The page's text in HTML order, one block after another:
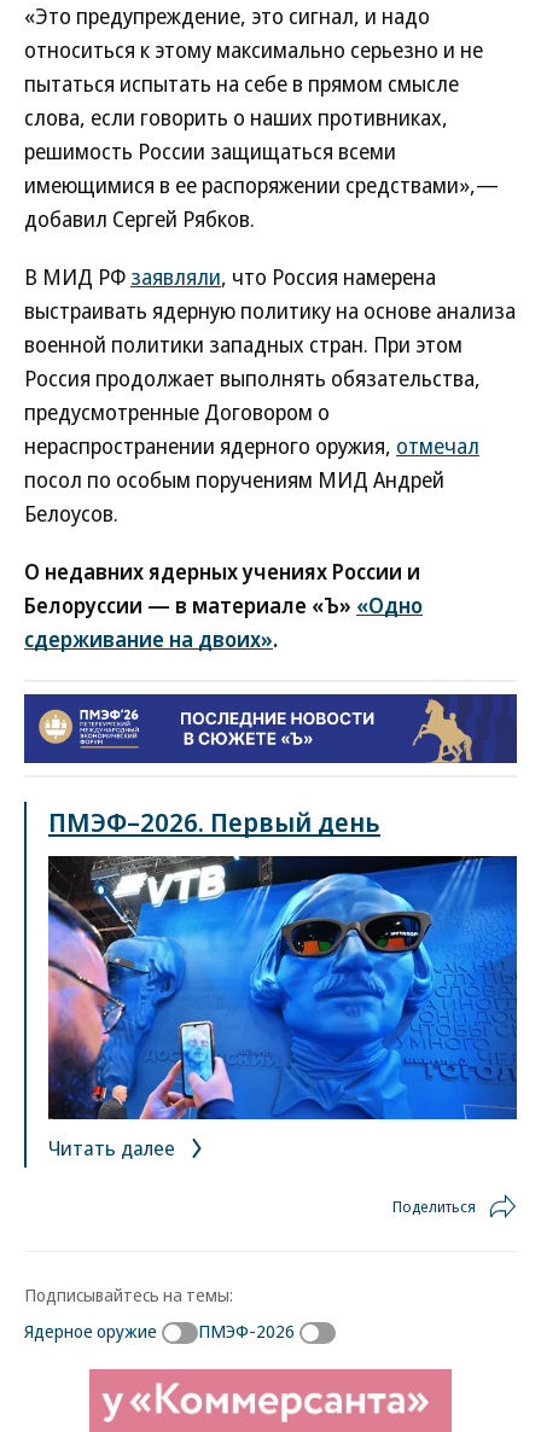
«Это предупреждение, это сигнал, и надо
относиться к этому максимально серьезно и не
пытаться испытать на себе в прямом смысле
слова, если говорить о наших противниках,
решимость России защищаться всеми
имеющимися в ее распоряжении средствами»,—
добавил Сергей Рябков.
В МИД РФ заявляли, что Россия намерена
выстраивать ядерную политику на основе анализа
военной политики западных стран. При этом
Россия продолжает выполнять обязательства,
предусмотренные Договором о
нераспространении ядерного оружия, отмечал
посол по особым поручениям МИД Андрей
Белоусов.
О недавних ядерных учениях России и
Белоруссии — в материале «Ъ» «Одно
сдерживание на двоих».
ПМЭФ–2026. Первый день
Читать далее
Поделиться
Подписывайтесь на темы:
Ядерное оружие
ПМЭФ-2026